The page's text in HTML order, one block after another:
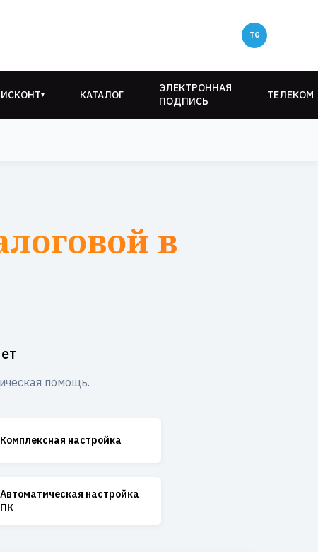
▾ КАТАЛОГ
ЭЛЕКТРОННАЯ
ПОДПИСЬ
ТЕЛЕКОМ
в
помощь.
Комплексная настройка
Автоматическая настройка
ПК